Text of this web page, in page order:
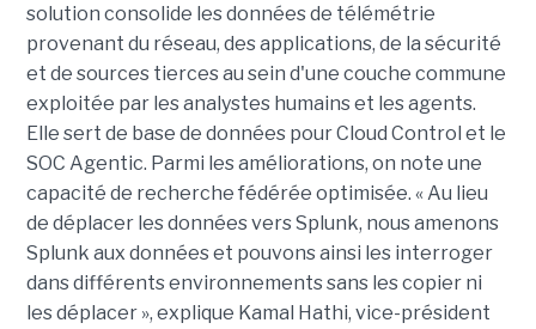
solution consolide les données de télémétrie
provenant du réseau, des applications, de la sécurité
et de sources tierces au sein d'une couche commune
exploitée par les analystes humains et les agents.
Elle sert de base de données pour Cloud Control et le
SOC Agentic. Parmi les améliorations, on note une
capacité de recherche fédérée optimisée. « Au lieu
de déplacer les données vers Splunk, nous amenons
Splunk aux données et pouvons ainsi les interroger
dans différents environnements sans les copier ni
les déplacer », explique Kamal Hathi, vice-président